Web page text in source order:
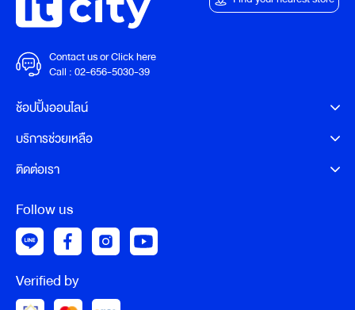
Contact us or Click here
Call :02-656-5030-39
ช้อปปิ้งออนไลน์
บริการช่วยเหลือ
ติดต่อเรา
Follow us
Verified by